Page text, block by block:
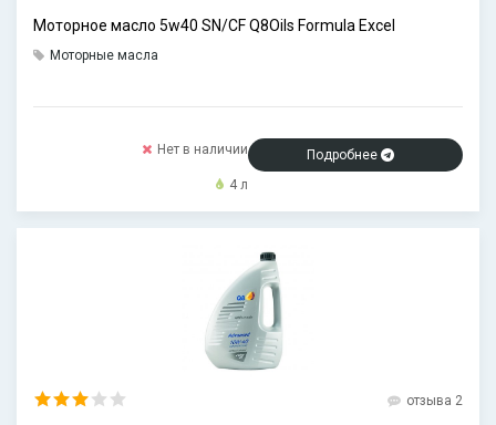
Моторное масло 5w40 SN/CF Q8Oils Formula Excel
Моторные масла
Нет в наличии
Подробнее
4 л
отзыва 2